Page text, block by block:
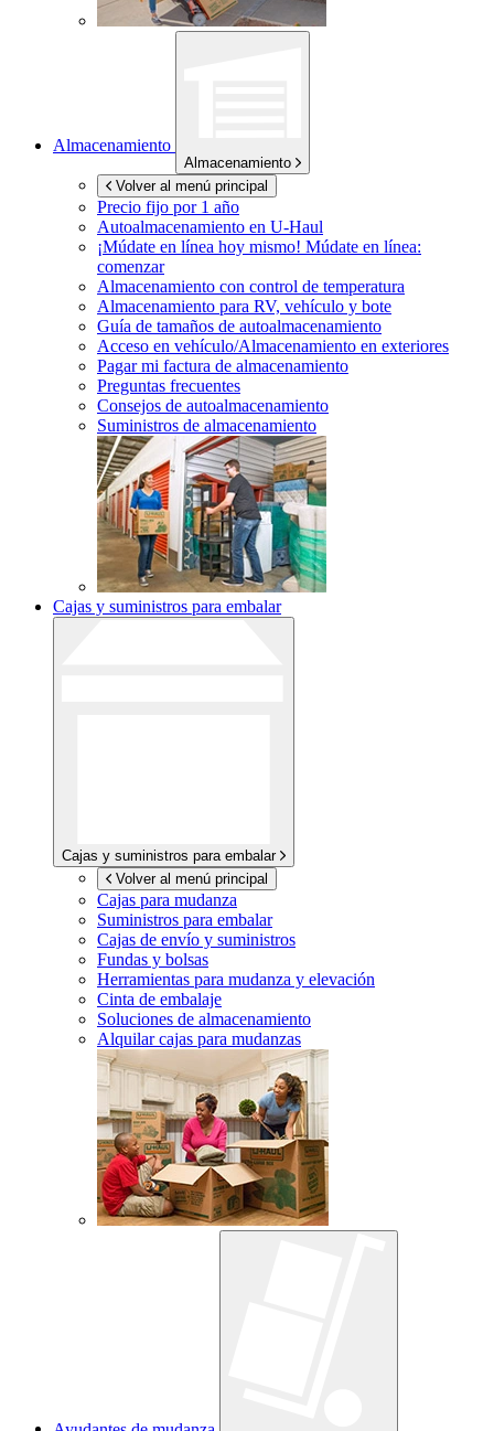
Almacenamiento
Almacenamiento
Volver al menú principal
Precio fijo por 1 año
Autoalmacenamiento en U-Haul
¡Múdate en línea hoy mismo! Múdate en línea:
comenzar
Almacenamiento con control de temperatura
Almacenamiento para RV, vehículo y bote
Guía de tamaños de autoalmacenamiento
Acceso en vehículo/Almacenamiento en exteriores
Pagar mi factura de almacenamiento
Preguntas frecuentes
Consejos de autoalmacenamiento
Suministros de almacenamiento
Cajas y suministros para embalar
Cajas y suministros para embalar
Volver al menú principal
Cajas para mudanza
Suministros para embalar
Cajas de envío y suministros
Fundas y bolsas
Herramientas para mudanza y elevación
Cinta de embalaje
Soluciones de almacenamiento
Alquilar cajas para mudanzas